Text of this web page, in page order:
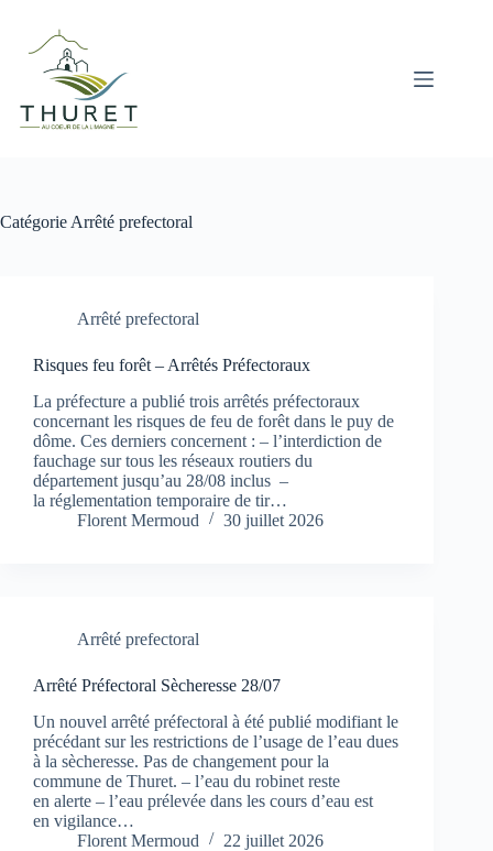
contenu
Catégorie Arrêté prefectoral
Arrêté prefectoral
Risques feu forêt – Arrêtés Préfectoraux
La préfecture a publié trois arrêtés préfectoraux
concernant les risques de feu de forêt dans le puy de
dôme. Ces derniers concernent : – l’interdiction de
fauchage sur tous les réseaux routiers du
département jusqu’au 28/08 inclus –
la réglementation temporaire de tir…
Florent Mermoud
30 juillet 2026
Arrêté prefectoral
Arrêté Préfectoral Sècheresse 28/07
Un nouvel arrêté préfectoral à été publié modifiant le
précédant sur les restrictions de l’usage de l’eau dues
à la sècheresse. Pas de changement pour la
commune de Thuret. – l’eau du robinet reste
en alerte – l’eau prélevée dans les cours d’eau est
en vigilance…
Florent Mermoud
22 juillet 2026